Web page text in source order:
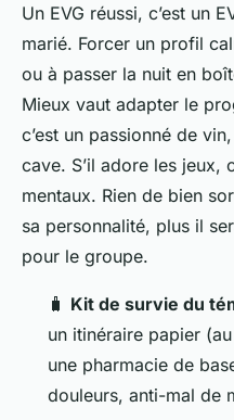
Un EVG réussi, c’est un
marié. Forcer un profil
ou à passer la nuit en
Mieux vaut adapter le
c’est un passionné de
cave. S’il adore les
mentaux. Rien de bien
sa personnalité, plus il
pour le groupe.
🧳 Kit de survie du
un itinéraire papier
une pharmacie de
douleurs, anti-mal de